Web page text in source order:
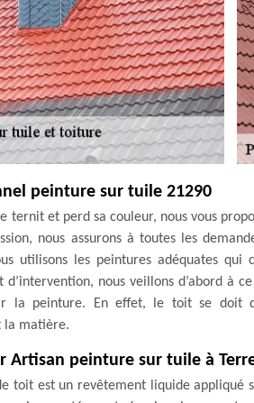
peinture sur tuile 21290
ternit et perd sa couleur, nous vous
nous assurons à toutes les
utilisons les peintures adéquates
d’intervention, nous veillons d’abord à
la peinture. En effet, le toit se doit
la matière.
Artisan peinture sur tuile à
toit est un revêtement liquide appliqué